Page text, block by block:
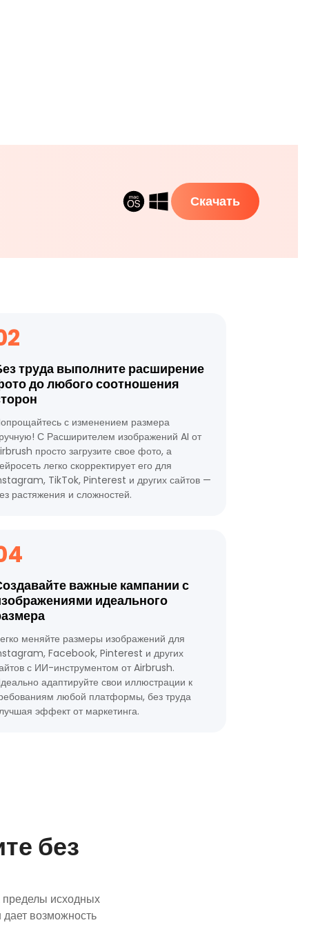
Скачать
труда выполните расширение
до любого соотношения
с изменением размера
С Расширителем изображений AI от
просто загрузите свое фото, а
легко скорректирует его для
TikTok, Pinterest и других сайтов —
растяжения и сложностей.
важные кампании с
идеального
меняйте размеры изображений для
Facebook, Pinterest и других
с ИИ-инструментом от Airbrush.
адаптируйте свои иллюстрации к
любой платформы, без труда
эффект от маркетинга.
без
пределы исходных
возможность